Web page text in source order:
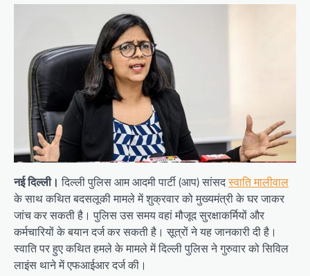
नई दिल्ली। दिल्ली पुलिस आम आदमी पार्टी (आप) सांसदस्वाति मालीवाल
के साथ कथित बदसलूकी मामले में शुक्रवार को मुख्यमंत्री के घर जाकर
जांच कर सकती है। पुलिस उस समय वहां मौजूद सुरक्षाकर्मियों और
कर्मचारियों के बयान दर्ज कर सकती है। सूत्रों ने यह जानकारी दी है।
स्वाति पर हुए कथित हमले के मामले में दिल्ली पुलिस ने गुरुवार को सिविल
लाइंस थाने में एफआईआर दर्ज की।